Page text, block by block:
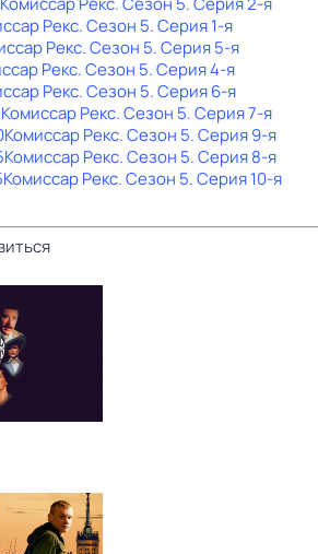
Рекс. Сезон 5. Серия 1-я
Рекс. Сезон 5. Серия 5-я
Рекс. Сезон 5. Серия 4-я
Рекс. Сезон 5. Серия 6-я
Комиссар Рекс. Сезон 5. Серия 7-я
Комиссар Рекс. Сезон 5. Серия 9-я
Комиссар Рекс. Сезон 5. Серия 8-я
Комиссар Рекс. Сезон 5. Серия 10-я